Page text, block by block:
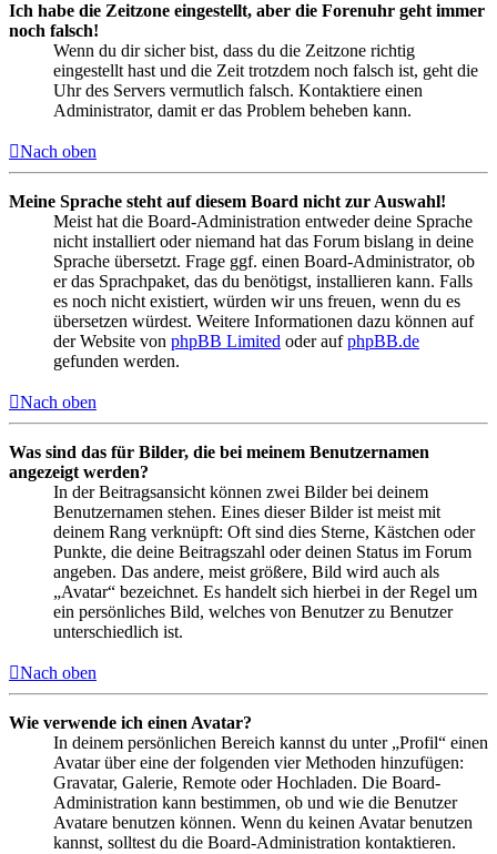
Ich habe die Zeitzone eingestellt, aber die Forenuhr geht immer
noch falsch!
Wenn du dir sicher bist, dass du die Zeitzone richtig
eingestellt hast und die Zeit trotzdem noch falsch ist, geht die
Uhr des Servers vermutlich falsch. Kontaktiere einen
Administrator, damit er das Problem beheben kann.
Nach oben
Meine Sprache steht auf diesem Board nicht zur Auswahl!
Meist hat die Board-Administration entweder deine Sprache
nicht installiert oder niemand hat das Forum bislang in deine
Sprache übersetzt. Frage ggf. einen Board-Administrator, ob
er das Sprachpaket, das du benötigst, installieren kann. Falls
es noch nicht existiert, würden wir uns freuen, wenn du es
übersetzen würdest. Weitere Informationen dazu können auf
der Website von phpBB Limited oder aufphpBB.de
gefunden werden.
Nach oben
Was sind das für Bilder, die bei meinem Benutzernamen
angezeigt werden?
In der Beitragsansicht können zwei Bilder bei deinem
Benutzernamen stehen. Eines dieser Bilder ist meist mit
deinem Rang verknüpft: Oft sind dies Sterne, Kästchen oder
Punkte, die deine Beitragszahl oder deinen Status im Forum
angeben. Das andere, meist größere, Bild wird auch als
„Avatar“ bezeichnet. Es handelt sich hierbei in der Regel um
ein persönliches Bild, welches von Benutzer zu Benutzer
unterschiedlich ist.
Nach oben
Wie verwende ich einen Avatar?
In deinem persönlichen Bereich kannst du unter „Profil“ einen
Avatar über eine der folgenden vier Methoden hinzufügen:
Gravatar, Galerie, Remote oder Hochladen. Die Board-
Administration kann bestimmen, ob und wie die Benutzer
Avatare benutzen können. Wenn du keinen Avatar benutzen
kannst, solltest du die Board-Administration kontaktieren.